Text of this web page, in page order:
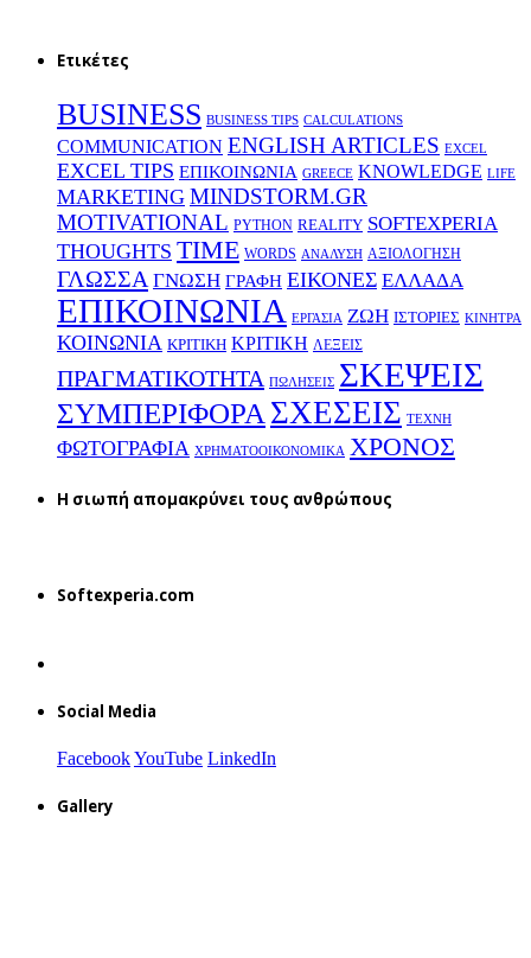
Ετικέτες
BUSINESS BUSINESS TIPS CALCULATIONS
COMMUNICATION ENGLISH ARTICLES EXCEL
EXCEL TIPS EΠΙΚΟΙΝΩΝΙΑ GREECE KNOWLEDGE LIFE
MARKETING MINDSTORM.GR
MOTIVATIONAL PYTHON REALITY SOFTEXPERIA
THOUGHTS TIME WORDS ΑΝΑΛΥΣΗ ΑΞΙΟΛΟΓΗΣΗ
ΓΛΩΣΣΑ ΓΝΩΣΗ ΓΡΑΦΗ ΕΙΚΟΝΕΣ ΕΛΛΑΔΑ
ΕΠΙΚΟΙΝΩΝΙΑ ΕΡΓΑΣΙΑ ΖΩΗ ΙΣΤΟΡΙΕΣ ΚΙΝΗΤΡΑ
ΚΟΙΝΩΝΙΑ ΚΡΙΤΙΚΗ ΚΡΙΤΙΚΗ ΛΕΞΕΙΣ
ΠΡΑΓΜΑΤΙΚΟΤΗΤΑ ΠΩΛΗΣΕΙΣ ΣΚΕΨΕΙΣ
ΣΥΜΠΕΡΙΦΟΡΑΣΧΕΣΕΙΣ ΤΕΧΝΗ
ΦΩΤΟΓΡΑΦΙΑ ΧΡΗΜΑΤΟΟΙΚΟΝΟΜΙΚΑ ΧΡΟΝΟΣ
H σιωπή απομακρύνει τους ανθρώπους
Softexperia.com
Social Media
FacebookYouTube LinkedIn
Gallery